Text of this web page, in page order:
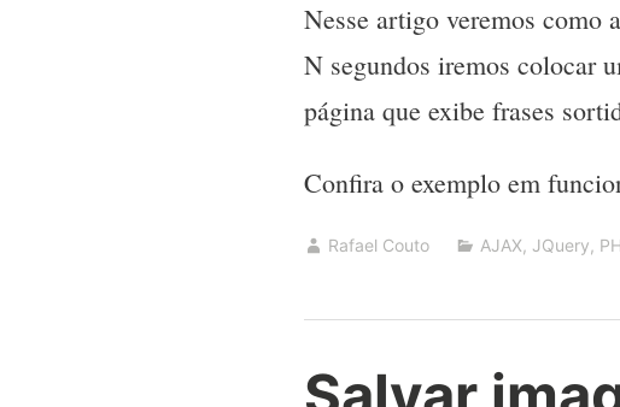
Nesse artigo veremos como
N segundos iremos colocar
página que exibe frases
Confira o exemplo em
Rafael Couto AJAX, JQuery,